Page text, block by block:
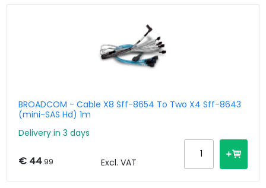
BROADCOM - Cable X8 Sff-8654 To Two X4 Sff-8643
(mini-SAS Hd) 1m
Delivery in 3 days
€ 44.99 Excl. VAT